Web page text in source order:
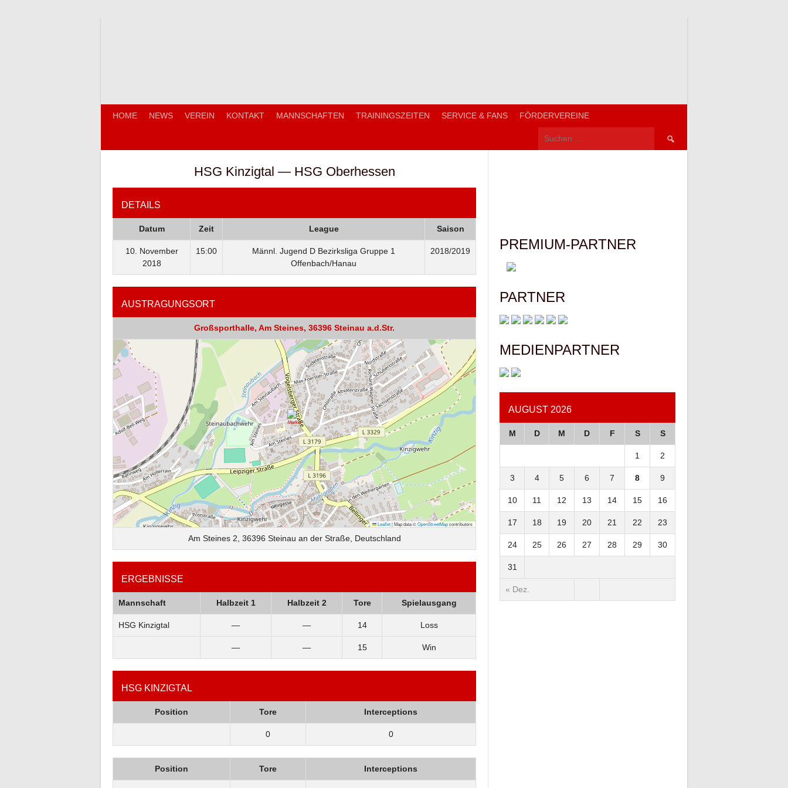
HOME NEWS VEREIN KONTAKT MANNSCHAFTEN TRAININGSZEITEN SERVICE & FANS FÖRDERVEREINE
Suchen
HSG Kinzigtal — HSG Oberhessen
DETAILS
Datum Zeit League Saison
10. November
2018
15:00
Männl. Jugend D Bezirksliga Gruppe 1
Offenbach/Hanau
2018/2019
AUSTRAGUNGSORT
Großsporthalle, Am Steines, 36396 Steinau a.d.Str.
Leaflet|Map data ©OpenStreetMapcontributors
Am Steines 2, 36396 Steinau an der Straße, Deutschland
ERGEBNISSE
Mannschaft Halbzeit 1 Halbzeit 2 Tore Spielausgang
HSG Kinzigtal — — 14 Loss
— — 15 Win
HSG KINZIGTAL
Position Tore Interceptions
0 0
Position Tore Interceptions
PREMIUM-PARTNER
PARTNER
MEDIENPARTNER
AUGUST 2026
M D M D F S S
« Dez.
1 2
3 4 5 6 7 8 9
10 11 12 13 14 15 16
17 18 19 20 21 22 23
24 25 26 27 28 29 30
31